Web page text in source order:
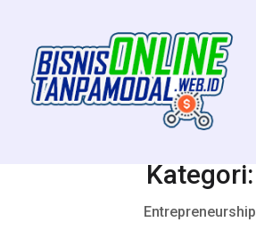
Kategori:
Entrepreneurship